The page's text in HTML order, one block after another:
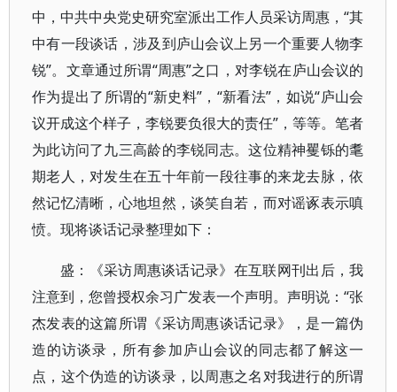
中，中共中央党史研究室派出工作人员采访周惠，“其
中有一段谈话，涉及到庐山会议上另一个重要人物李
锐”。文章通过所谓“周惠”之口，对李锐在庐山会议的
作为提出了所谓的“新史料”，“新看法”，如说“庐山会
议开成这个样子，李锐要负很大的责任”，等等。笔者
为此访问了九三高龄的李锐同志。这位精神矍铄的耄
期老人，对发生在五十年前一段往事的来龙去脉，依
然记忆清晰，心地坦然，谈笑自若，而对谣诼表示嗔
愤。现将谈话记录整理如下：
盛：《采访周惠谈话记录》在互联网刊出后，我
注意到，您曾授权余习广发表一个声明。声明说：“张
杰发表的这篇所谓《采访周惠谈话记录》，是一篇伪
造的访谈录，所有参加庐山会议的同志都了解这一
点，这个伪造的访谈录，以周惠之名对我进行的所谓